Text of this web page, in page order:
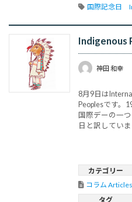
国際記念日　
Indigenous
神田 和幸
8月9日は
Peoplesです。
国際デーの一
日と訳してい
住民がおり、
権・環境・開
は、先住民の･･･
カテゴリー
コラム Articles
タグ